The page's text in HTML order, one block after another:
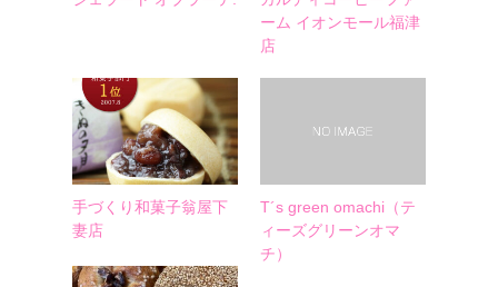
ーム イオンモール福津
店
手づくり和菓子翁屋下
妻店
T´s green omachi（テ
ィーズグリーンオマ
チ）